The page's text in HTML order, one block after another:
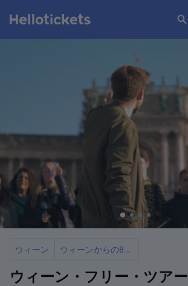
ウィーン ウィーンからの8つのベストツアーと日帰り旅行
ウィーン・フリー・ツアー